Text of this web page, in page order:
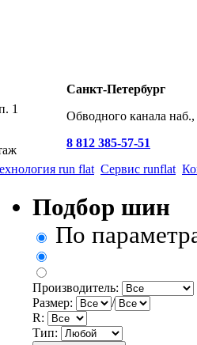
1
Санкт-Петербург
Обводного канала
8 812 385-57-51
run flat Сервис runflat
Подбор шин
По
Производитель:
Размер:
/
R:
Тип: